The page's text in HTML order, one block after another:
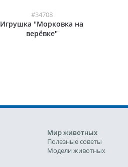
#34708
Игрушка "Морковка на
верёвке"
Мир животных
Полезные советы
Модели животных